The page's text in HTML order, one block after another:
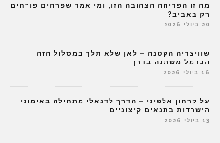
מה זו הפריחה הצהובה הזו, ומי אמר שפרחים פורחים
רק באביב?
20 ביולי 2026
שוויצריה הקטנה – לאן שלא תלך במסלול הזה
הכרמל משתנה בדרך
16 ביולי 2026
על קרחון אלפיני – הדרך לדנאלי מתחילה באימוני
הישרדות בתנאים קיצוניים
13 ביולי 2026